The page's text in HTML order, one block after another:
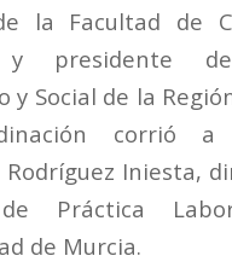
la Facultad de
y presidente
y Social de la
corrió
Rodríguez Iniesta,
de Práctica
de Murcia.